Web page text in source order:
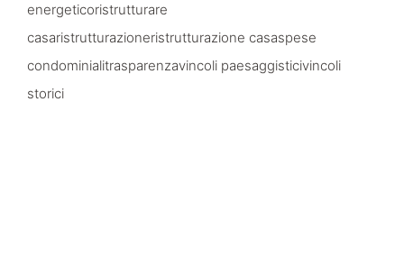
energeticoristrutturare
casaristrutturazioneristrutturazione casaspese
condominialitrasparenzavincoli paesaggisticivincoli
storici